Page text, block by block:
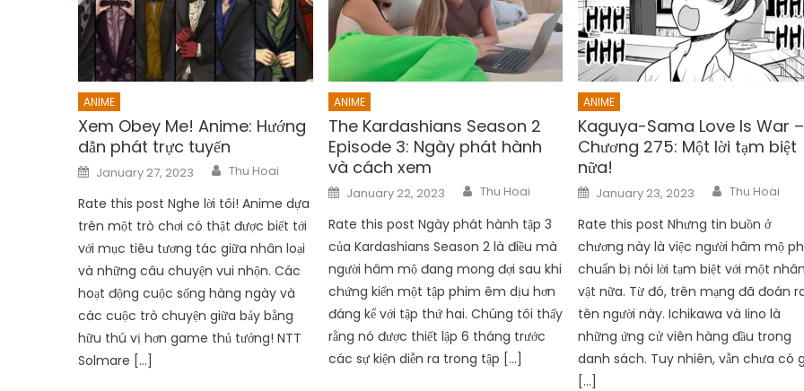
ANIME
Xem Obey Me! Anime: Hướng
dẫn phát trực tuyến
Posted
on
January 27, 2023 Author
Thu Hoai
Rate this post Nghe lời tôi! Anime dựa
trên một trò chơi có thật được biết tới
với mục tiêu tương tác giữa nhân loại
và những câu chuyện vui nhộn. Các
hoạt động cuộc sống hàng ngày và
các cuộc trò chuyện giữa bảy bằng
hữu thú vị hơn game thủ tưởng! NTT
Solmare […]
ANIME
The Kardashians Season 2
Episode 3: Ngày phát hành
và cách xem
Posted
on
January 22, 2023 Author
Thu Hoai
Rate this post Ngày phát hành tập 3
của Kardashians Season 2 là điều mà
người hâm mộ đang mong đợi sau khi
chứng kiến ​​một tập phim êm dịu hơn
đáng kể với tập thứ hai. Chúng tôi thấy
rằng nó được thiết lập 6 tháng trước
các sự kiện diễn ra trong tập […]
ANIME
Kaguya-Sama Love Is War –
Chương 275: Một lời tạm biệt
nữa!
Posted
on
January 23, 2023 Author
Thu Hoai
Rate this post Nhưng tin buồn ở
chương này là việc người hâm mộ
chuẩn bị nói lời tạm biệt với một
vật nữa. Từ đó, trên mạng đã đoán
tên người này. Ichikawa và Iino là
những ứng cử viên hàng đầu trong
danh sách. Tuy nhiên, vẫn chưa có
[…]